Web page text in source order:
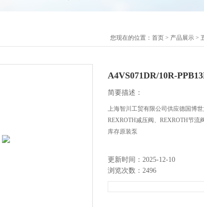
您现在的位置： 首页 > 产品展示 >
A4VS071DR/10R-
简要描述：
上海智川工贸有限公司供应德国博
REXROTH减压阀、REXROTH节流
库存原装泵
更新时间：2025-12-10
浏览次数：2496